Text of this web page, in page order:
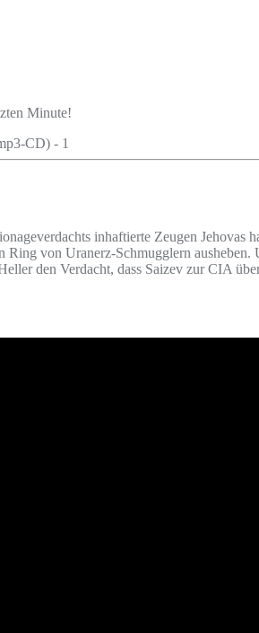
Minute!
inhaftierte Zeugen
von Uranerz-Schmugglern
den Verdacht, dass Saizev zur CIA